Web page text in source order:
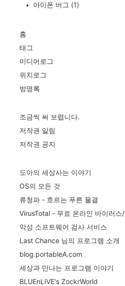
아이폰 버그 (1)
홈
태그
미디어로그
위치로그
방명록
조금씩 써 보렵니다.
저작권 알림
저작권 공지
도아의 세상사는 이야기
OS의 모든 것
류청파 - 흐르는 푸른 물결
VirusTotal - 무료 온라인 바이러스/
악성 소프트웨어 검사 서비스
Last Chance 님의 프로그램 소개
blog.portableA.com
세상과 만나는 프로그램 이야기
BLUEnLIVE's ZockrWorld